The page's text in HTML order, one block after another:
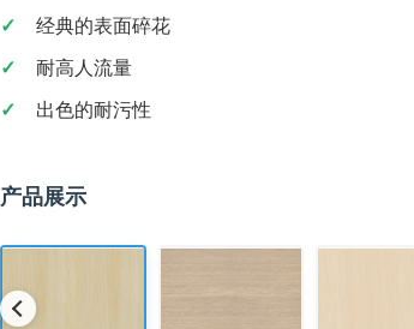
经典的表面碎花
耐高人流量
出色的耐污性
产品展示